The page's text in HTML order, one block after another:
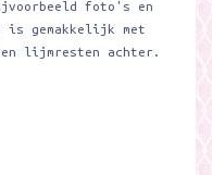
foto's en
is gemakkelijk met
lijmresten achter.